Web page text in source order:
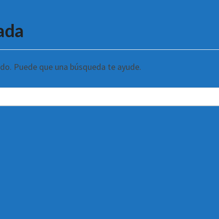
Puede que una búsqueda te ayude.